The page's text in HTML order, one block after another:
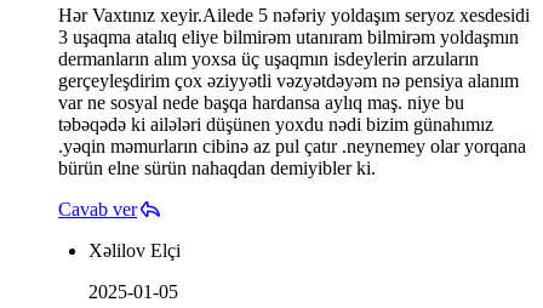
Hər Vaxtınız xeyir.Ailede 5 nəfəriy yoldaşım seryoz xesdesidi
3 uşaqma atalıq eliye bilmirəm utanıram bilmirəm yoldaşmın
dermanların alım yoxsa üç uşaqmın isdeylerin arzuların
gerçeyleşdirim çox əziyyətli vəzyətdəyəm nə pensiya alanım
var ne sosyal nede başqa hardansa aylıq maş. niye bu
təbəqədə ki ailələri düşünen yoxdu nədi bizim günahımız
.yəqin məmurların cibinə az pul çatır .neynemey olar yorqana
bürün elne sürün nahaqdan demiyibler ki.
Cavab ver
Xəlilov Elçi
2025-01-05